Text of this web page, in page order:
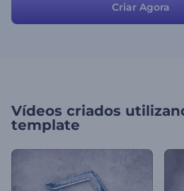
Criar Agora
Vídeos criados
template